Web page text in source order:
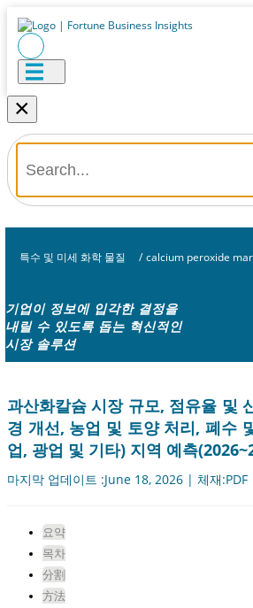
×
특수 및 미세 화학 물질 / calcium peroxide
기업이 정보에 입각한 결정을
내릴 수 있도록 돕는 혁신적인
시장 솔루션
과산화칼슘 시장 규모, 점유율 및
경 개선, 농업 및 토양 처리, 폐수
업, 광업 및 기타) 지역 예측
마지막 업데이트 :June 18, 2026 | 체재
요약
목차
分割
方法